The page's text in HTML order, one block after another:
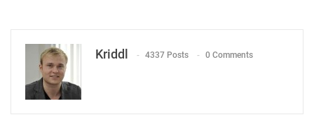
Kriddl 4337 Posts 0 Comments